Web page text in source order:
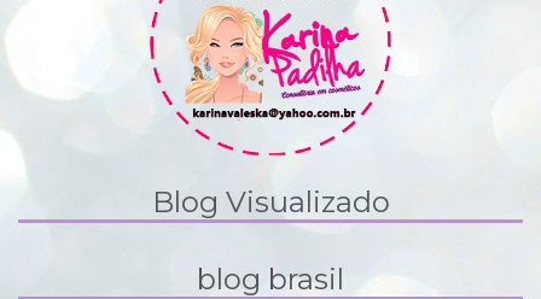
Blog Visualizado
blog brasil